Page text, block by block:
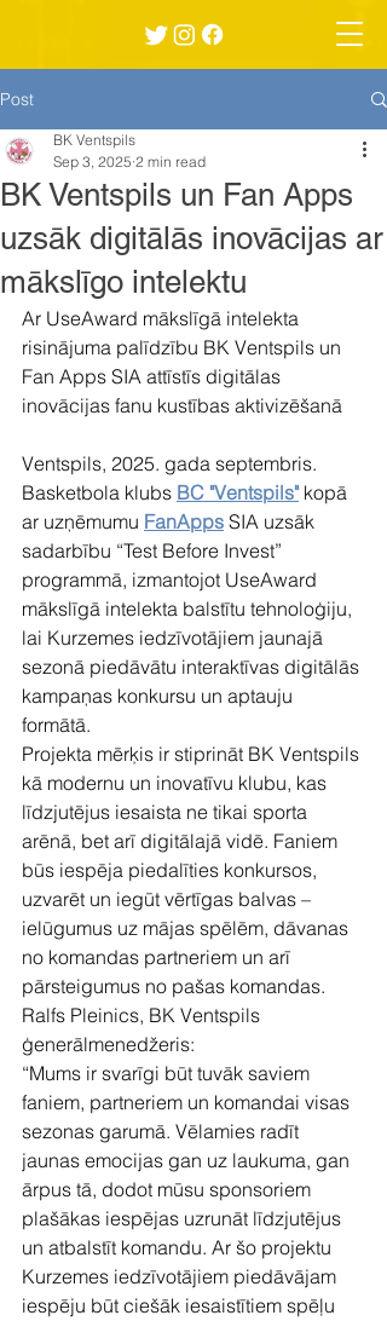
Post
BK Ventspils un Fan Apps
uzsāk digitālās inovācijas ar
mākslīgo intelektu
BK Ventspils
Sep 3, 2025 2 min read
Ar UseAward mākslīgā intelekta
risinājuma palīdzību BK Ventspils un
Fan Apps SIA attīstīs digitālas
inovācijas fanu kustības aktivizēšanā
Ventspils, 2025. gada septembris.
Basketbola klubs BC "Ventspils" kopā
ar uzņēmumu FanApps SIA uzsāk
sadarbību “Test Before Invest”
programmā, izmantojot UseAward
mākslīgā intelekta balstītu tehnoloģiju,
lai Kurzemes iedzīvotājiem jaunajā
sezonā piedāvātu interaktīvas digitālās
kampaņas konkursu un aptauju
formātā.
Projekta mērķis ir stiprināt BK Ventspils
kā modernu un inovatīvu klubu, kas
līdzjutējus iesaista ne tikai sporta
arēnā, bet arī digitālajā vidē. Faniem
būs iespēja piedalīties konkursos,
uzvarēt un iegūt vērtīgas balvas –
ielūgumus uz mājas spēlēm, dāvanas
no komandas partneriem un arī
pārsteigumus no pašas komandas.
Ralfs Pleinics, BK Ventspils
ģenerālmenedžeris:
“Mums ir svarīgi būt tuvāk saviem
faniem, partneriem un komandai visas
sezonas garumā. Vēlamies radīt
jaunas emocijas gan uz laukuma, gan
ārpus tā, dodot mūsu sponsoriem
plašākas iespējas uzrunāt līdzjutējus
un atbalstīt komandu. Ar šo projektu
Kurzemes iedzīvotājiem piedāvājam
iespēju būt ciešāk iesaistītiem spēļu